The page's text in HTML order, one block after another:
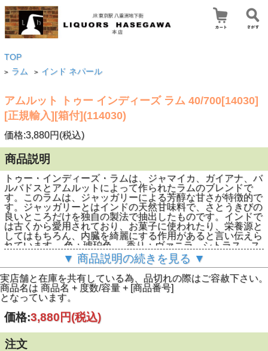
TOP
> ラム > インド ネパール
アムルット トゥー インディーズ ラム 40/700[14030]
[正規輸入][箱付](114030)
価格:3,880円(税込)
商品説明
トゥー・インディーズ・ラムは、ジャマイカ、ガイアナ、バ
ルバドスとアムルットによって作られたラムのブレンドで
す。このラムは、ジャッガリーによる芳醇な甘さが特徴的で
す。ジャッガリーとはインドの天然甘味料で、さとうきびの
良いところだけを独自の製法で抽出したものです。インドで
は古くから愛用されており、お菓子に使われたり、栄養源と
してはもちろん、内臓を綺麗にする作用があると言い伝えら
れています。 色：琥珀色。 香り：ヴァニラ、シトラス、ス
パイスとハチミツ
。味わい：カラメルとヴァニラによるねっとりとした甘み、
わずかにスパイスを感じる。余韻：長く、深く、甘さとスパ
イシーさが絶妙に混ざり合っている。（輸入元案内文より）
▼ 商品説明の続きを見る ▼
実店舗と在庫を共有している為、品切れの際はご容赦下さい。
商品名は 商品名 + 度数/容量 + [商品番号]
となっています。
価格:3,880円(税込)
注文